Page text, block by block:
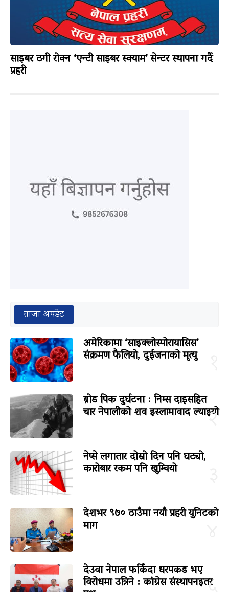
साइबर ठगी रोक्न ‘एन्टी साइबर स्क्याम’ सेन्टर स्थापना गर्दै
प्रहरी
ताजा अपडेट
अमेरिकामा ‘साइक्लोस्पोरायासिस’
संक्रमण फैलियो, दुईजनाको मृत्यु
२
ब्रोड पिक दुर्घटना : निम्स दाइसहित
चार नेपालीको शव इस्लामावाद ल्याइयो
नेप्से लगातार दोस्रो दिन पनि घट्यो,
कारोबार रकम पनि खुम्चियो
देशभर ९७० ठाउँमा नयाँ प्रहरी युनिटको
माग
देउवा नेपाल फर्किंदा धरपकड भए
विरोधमा उत्रिने : कांग्रेस संस्थापनइतर